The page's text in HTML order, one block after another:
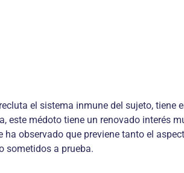
el sistema inmune del sujeto,
este médoto tiene un renovado interés
ha observado que previene tanto el
sometidos a prueba.